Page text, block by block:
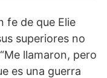
fe de que Elie
superiores no
llamaron, pero
es una guerra